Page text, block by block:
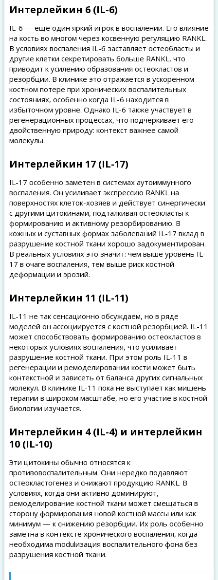
Интерлейкин 6 (IL-6)
IL-6 — еще один яркий игрок в воспалении. Его влияние
на кость во многом через косвенную регуляцию RANKL.
В условиях воспаления IL-6 заставляет остеобласты и
другие клетки секретировать больше RANKL, что
приводит к усилению образования остеокластов и
резорбции. В клинике это отражается в ускоренном
костном потере при хронических воспалительных
состояниях, особенно когда IL-6 находится в
избыточном уровне. Однако IL-6 также участвует в
регенерационных процессах, что подчеркивает его
двойственную природу: контекст важнее самой
молекулы.
Интерлейкин 17 (IL-17)
IL-17 особенно заметен в системах аутоиммунного
воспаления. Он усиливает экспрессию RANKL на
поверхностях клеток-хозяев и действует синергически
с другими цитокинами, подталкивая остеокласты к
формированию и активному резорбированию. В
кожных и суставных формах заболеваний IL-17 вклад в
разрушение костной ткани хорошо задокументирован.
В реальных условиях это значит: чем выше уровень IL-
17 в очаге воспаления, тем выше риск костной
деформации и эрозий.
Интерлейкин 11 (IL-11)
IL-11 не так сенсационно обсуждаем, но в ряде
моделей он ассоциируется с костной резорбцией. IL-11
может способствовать формированию остеокластов в
некоторых условиях воспаления, что усиливает
разрушение костной ткани. При этом роль IL-11 в
регенерации и ремоделировании кости может быть
контекстной и зависеть от баланса других сигнальных
молекул. В клинике IL-11 пока не выступает как мишень
терапии в широком масштабе, но его участие в костной
биологии изучается.
Интерлейкин 4 (IL-4) и интерлейкин
10 (IL-10)
Эти цитокины обычно относятся к
противовоспалительным. Они нередко подавляют
остеокластогенез и снижают продукцию RANKL. В
условиях, когда они активно доминируют,
ремоделирование костной ткани может смещаться в
сторону формирования новой костной массы или как
минимум — к снижению резорбции. Их роль особенно
заметна в контексте хронического воспаления, когда
необходима modulизация воспалительного фона без
разрушения костной ткани.